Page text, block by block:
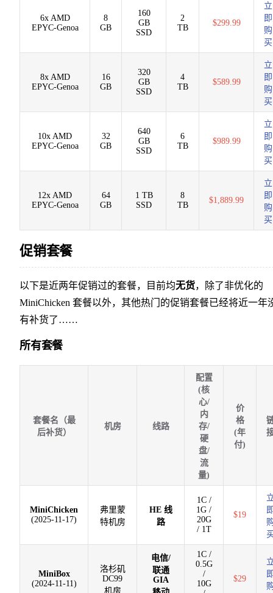
6x AMD
EPYC-Genoa
8
GB
160
GB
SSD
2
TB
$299.99
立
即
购
买
8x AMD
EPYC-Genoa
16
GB
320
GB
SSD
4
TB
$589.99
立
即
购
买
10x AMD
EPYC-Genoa
32
GB
640
GB
SSD
6
TB
$989.99
立
即
购
买
12x AMD
EPYC-Genoa
64
GB
1 TB
SSD
8
TB
$1,889.99
立
即
购
买
促销套餐
以下是近两年促销过的套餐，目前均无货，除了非优化的
MiniChicken 套餐以外，其他热门的促销套餐已经将近一年
有补货了……
所有套餐
套餐名（最
后补货）
机房 线路
配置
(核
心/
内
存/
硬
盘/
流
量)
价
格
(年
付)
MiniChicken
(2025-11-17)
弗里蒙
特机房
HE 线
路
1C /
1G /
20G
/ 1T
$19
MiniBox
(2024-11-11)
洛杉矶
DC99
机房
电信/
联通
GIA
1C /
0.5G
/
10G
$29